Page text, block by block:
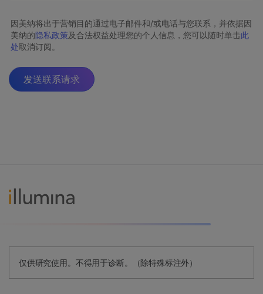
仅供研究使用。不得用于诊断。（除特殊标注外）